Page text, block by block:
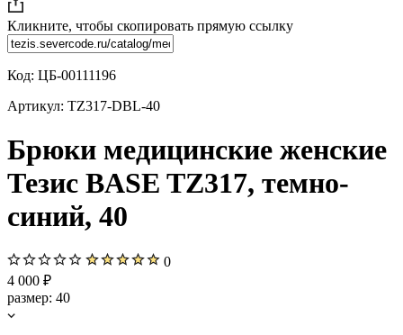
Кликните, чтобы скопировать прямую ссылку
Код: ЦБ-00111196
Артикул: TZ317-DBL-40
Брюки медицинские женские
Тезис BASE TZ317, темно-
синий, 40
0
4 000 ₽
размер: 40